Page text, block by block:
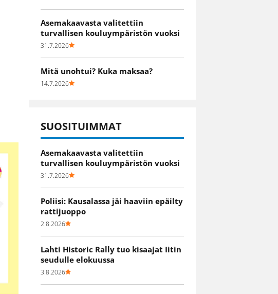
Asemakaavasta valitettiin
turvallisen kouluympäristön vuoksi
31.7.2026
Mitä unohtui? Kuka maksaa?
14.7.2026
SUOSITUIMMAT
Asemakaavasta valitettiin
turvallisen kouluympäristön vuoksi
31.7.2026
Poliisi: Kausalassa jäi haaviin epäilty
rattijuoppo
2.8.2026
Lahti Historic Rally tuo kisaajat Iitin
seudulle elokuussa
3.8.2026